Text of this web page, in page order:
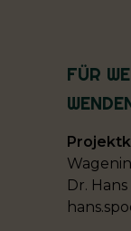
FÜR
Dr.